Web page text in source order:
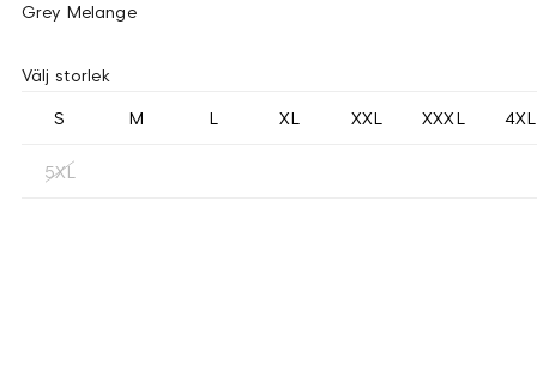
Grey Melange
Välj storlek
S M L XL XXL XXXL 4XL
5XL